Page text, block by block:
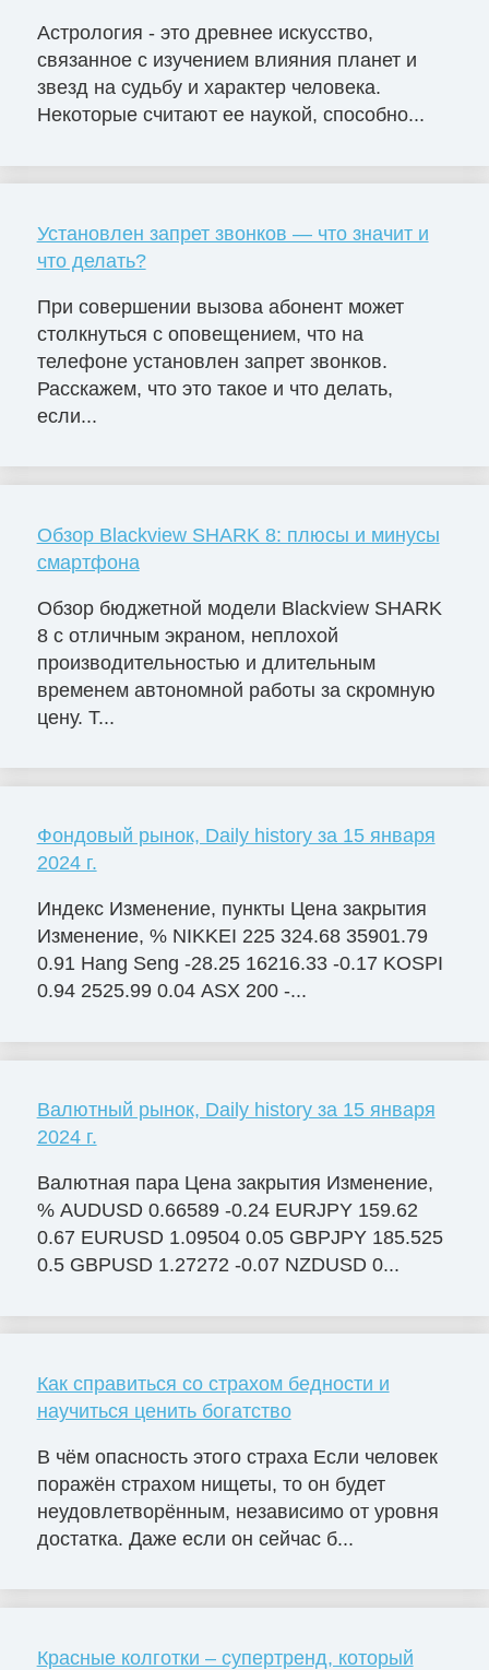
Астрология - это древнее искусство,
связанное с изучением влияния планет и
звезд на судьбу и характер человека.
Некоторые считают ее наукой, способно...
Установлен запрет звонков — что значит и
что делать?
При совершении вызова абонент может
столкнуться с оповещением, что на
телефоне установлен запрет звонков.
Расскажем, что это такое и что делать,
если...
Обзор Blackview SHARK 8: плюсы и минусы
смартфона
Обзор бюджетной модели Blackview SHARK
8 с отличным экраном, неплохой
производительностью и длительным
временем автономной работы за скромную
цену. Т...
Фондовый рынок, Daily history за 15 января
2024 г.
Индекс Изменение, пункты Цена закрытия
Изменение, % NIKKEI 225 324.68 35901.79
0.91 Hang Seng -28.25 16216.33 -0.17 KOSPI
0.94 2525.99 0.04 ASX 200 -...
Валютный рынок, Daily history за 15 января
2024 г.
Валютная пара Цена закрытия Изменение,
% AUDUSD 0.66589 -0.24 EURJPY 159.62
0.67 EURUSD 1.09504 0.05 GBPJPY 185.525
0.5 GBPUSD 1.27272 -0.07 NZDUSD 0...
Как справиться со страхом бедности и
научиться ценить богатство
В чём опасность этого страха Если человек
поражён страхом нищеты, то он будет
неудовлетворённым, независимо от уровня
достатка. Даже если он сейчас б...
Красные колготки – супертренд, который